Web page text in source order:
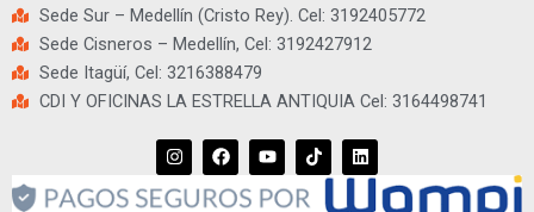
Sede Sur – Medellín (Cristo Rey). Cel: 3192405772
Sede Cisneros – Medellín, Cel: 3192427912
Sede Itagüí, Cel: 3216388479
CDI Y OFICINAS LA ESTRELLA ANTIQUIA Cel: 3164498741
I
n
s
t
F
a
c
e
Y
o
u
t
T
i
k
L
i
n
k